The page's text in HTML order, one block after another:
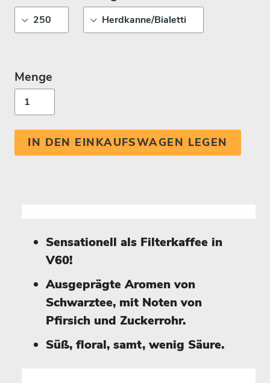
Menge
IN DEN EINKAUFSWAGEN LEGEN
Sensationell als Filterkaffee in
V60!
Ausgeprägte Aromen von
Schwarztee, mit Noten von
Pfirsich und Zuckerrohr.
Süß, floral, samt, wenig Säure.